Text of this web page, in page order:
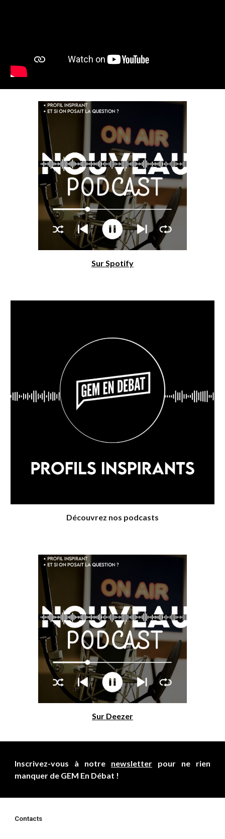
Sur Spotify
Découvrez nos podcasts
Sur Deezer
Inscrivez-vous à notre newsletter pour ne rien
manquer de GEM En Débat !
Contacts